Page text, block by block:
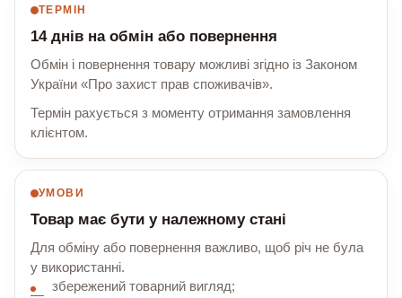
ТЕРМІН
14 днів на обмін або повернення
Обмін і повернення товару можливі згідно із Законом
України «Про захист прав споживачів».
Термін рахується з моменту отримання замовлення
клієнтом.
УМОВИ
Товар має бути у належному стані
Для обміну або повернення важливо, щоб річ не була
у використанні.
збережений товарний вигляд;